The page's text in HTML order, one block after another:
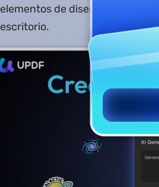
elementos de diseño
escritorio.